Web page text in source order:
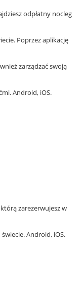
odpłatny nocleg
Poprzez aplikację
zarządzać swoją
Android, iOS.
zarezerwujesz w
Android, iOS.